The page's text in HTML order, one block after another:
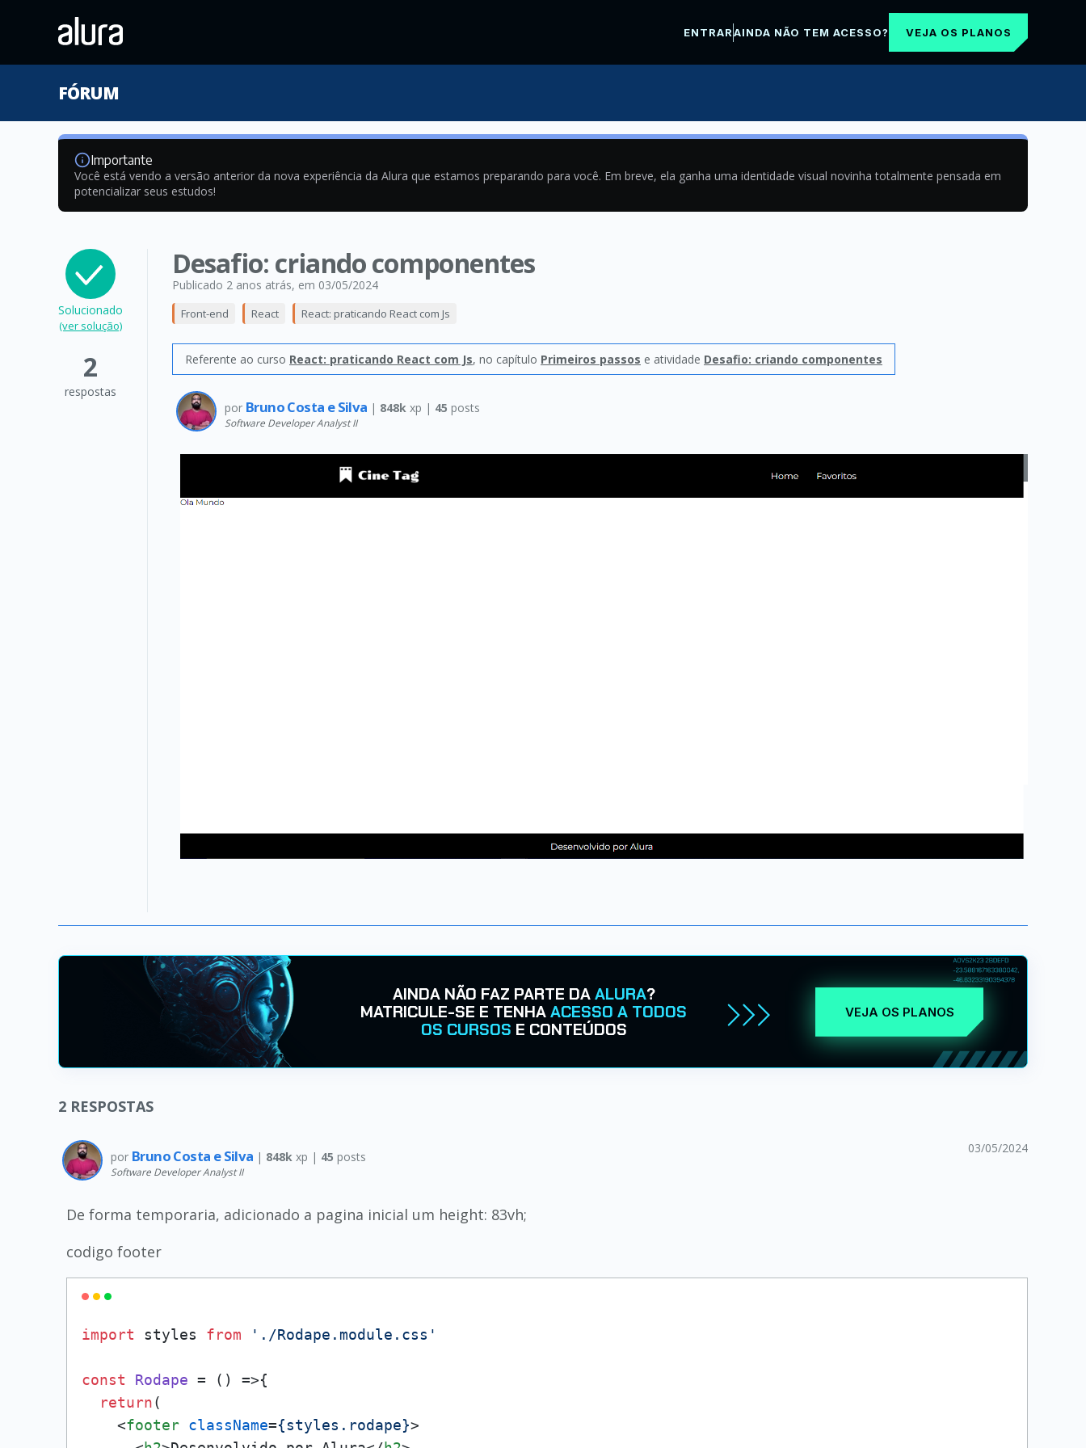
ENTRARAINDA NÃO TEM ACESSO? VEJA OS PLANOS
FÓRUM
Importante
Você está vendo a versão anterior da nova experiência da Alura que estamos preparando para você. Em breve, ela ganha uma identidade visual novinha totalmente pensada em
potencializar seus estudos!
Solucionado
(ver solução)
2
respostas
Desafio: criando componentes
Publicado 2 anos atrás, em 03/05/2024
Front-end React React: praticando React com Js
Referente ao curso React: praticando React com Js, no capítulo Primeiros passos e atividade Desafio: criando componentes
por Bruno Costa e Silva | 848k xp | 45 posts
Software Developer Analyst II
AINDA NÃO FAZ PARTE DAALURA?
MATRICULE-SE E TENHAACESSO A TODOS
OS CURSOS E CONTEÚDOS
VEJA OS PLANOS
2 RESPOSTAS
por Bruno Costa e Silva | 848k xp | 45 posts
Software Developer Analyst II
03/05/2024
De forma temporaria, adicionado a pagina inicial um height: 83vh;
codigo footer
import styles from './Rodape.module.css'
const Rodape = ( ) =>{
return(
<footer className={styles.rodape}>